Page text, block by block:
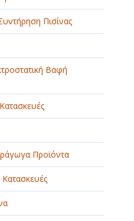
Πισίνας
Βαφή
Προϊόντα
Κατασκευές